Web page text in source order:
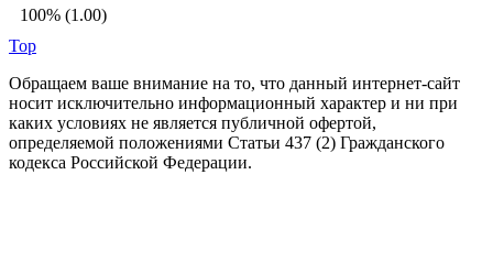
100% (1.00)
Top
Обращаем ваше внимание на то, что данный интернет-сайт
носит исключительно информационный характер и ни при
каких условиях не является публичной офертой,
определяемой положениями Статьи 437 (2) Гражданского
кодекса Российской Федерации.